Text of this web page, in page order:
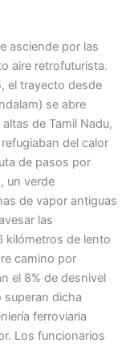
asciende por las
aire retrofuturista.
el trayecto desde
se abre
de Tamil Nadu,
del calor
de pasos por
un verde
de vapor antiguas
las
kilómetros de lento
camino por
el 8% de desnivel
superan dicha
ferroviaria
Los funcionarios